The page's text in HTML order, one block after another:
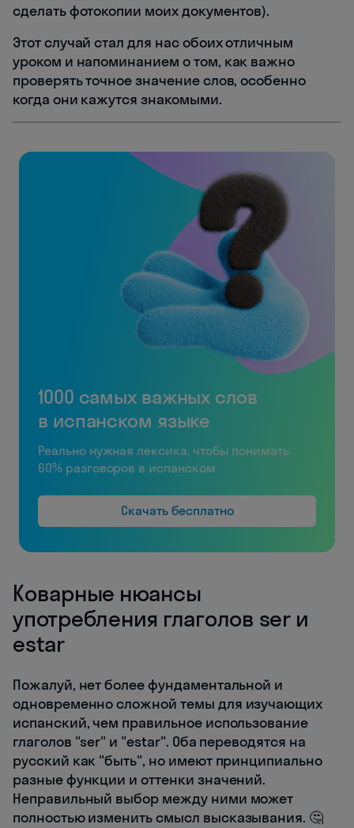
сделать фотокопии моих документов).
Этот случай стал для нас обоих отличным
уроком и напоминанием о том, как важно
проверять точное значение слов, особенно
когда они кажутся знакомыми.
1000 самых важных слов
в испанском языке
Реально нужная лексика, чтобы понимать
60% разговоров в испанском
Скачать бесплатно
Коварные нюансы
употребления глаголов ser и
estar
Пожалуй, нет более фундаментальной и
одновременно сложной темы для изучающих
испанский, чем правильное использование
глаголов "ser" и "estar". Оба переводятся на
русский как "быть", но имеют принципиально
разные функции и оттенки значений.
Неправильный выбор между ними может
полностью изменить смысл высказывания. 🤔